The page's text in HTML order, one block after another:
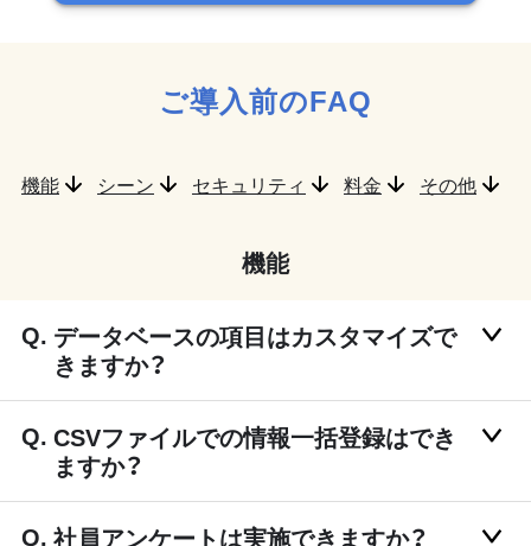
ご導入前のFAQ
機能 シーン セキュリティ 料金 その他
機能
データベースの項目はカスタマイズで
きますか？
CSVファイルでの情報一括登録はでき
ますか？
社員アンケートは実施できますか？